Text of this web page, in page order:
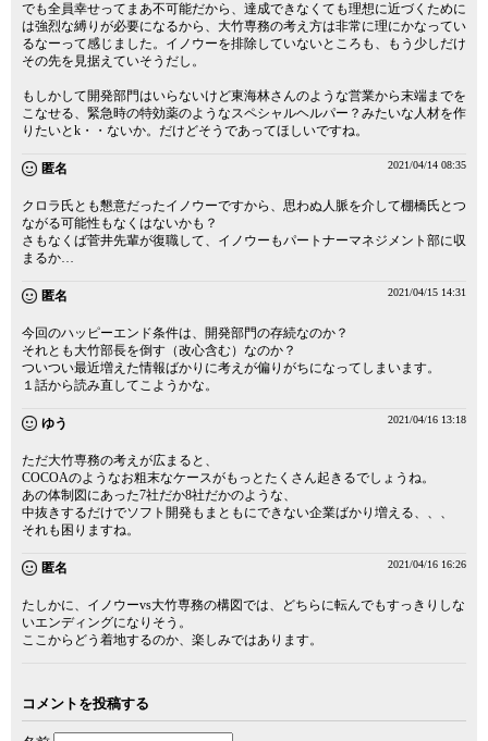
でも全員幸せってまあ不可能だから、達成できなくても理想に近づくために
は強烈な縛りが必要になるから、大竹専務の考え方は非常に理にかなってい
るなーって感じました。イノウーを排除していないところも、もう少しだけ
その先を見据えていそうだし。
もしかして開発部門はいらないけど東海林さんのような営業から末端までを
こなせる、緊急時の特効薬のようなスペシャルヘルパー？みたいな人材を作
りたいとk・・ないか。だけどそうであってほしいですね。
匿名 2021/04/14 08:35
クロラ氏とも懇意だったイノウーですから、思わぬ人脈を介して棚橋氏とつ
ながる可能性もなくはないかも？
さもなくば菅井先輩が復職して、イノウーもパートナーマネジメント部に収
まるか…
匿名 2021/04/15 14:31
今回のハッピーエンド条件は、開発部門の存続なのか？
それとも大竹部長を倒す（改心含む）なのか？
ついつい最近増えた情報ばかりに考えが偏りがちになってしまいます。
１話から読み直してこようかな。
ゆう 2021/04/16 13:18
ただ大竹専務の考えが広まると、
COCOAのようなお粗末なケースがもっとたくさん起きるでしょうね。
あの体制図にあった7社だか8社だかのような、
中抜きするだけでソフト開発もまともにできない企業ばかり増える、、、
それも困りますね。
匿名 2021/04/16 16:26
たしかに、イノウーvs大竹専務の構図では、どちらに転んでもすっきりしな
いエンディングになりそう。
ここからどう着地するのか、楽しみではあります。
コメントを投稿する